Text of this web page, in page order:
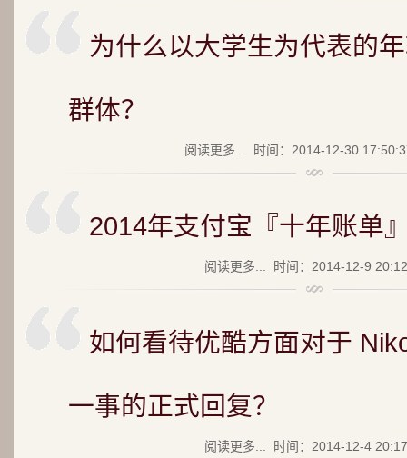
为什么以大学生为代表的
群体？
阅读更多... 时间：2014-12-30
2014年支付宝『十年账单
阅读更多... 时间：2014-12-9
如何看待优酷方面对于
一事的正式回复？
阅读更多... 时间：2014-12-4